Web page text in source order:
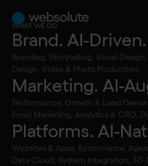
WHAT WE DO
Brand. AI-Driven.
Branding, Storytelling, Visual
Design, Video & Photo Production.
Marketing. AI-
Performance, Growth & Lead
Email Marketing, Analytics & CRO,
Platforms. AI-
Websites & Apps, Ecommerce,
Data Cloud, System Integration, 3D
Corporate
CORPORATE GOVERNANCE